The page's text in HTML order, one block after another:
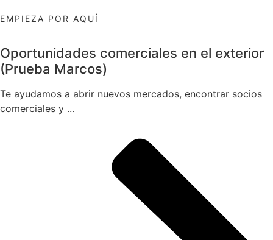
EMPIEZA POR AQUÍ
Oportunidades comerciales en el exterior
(Prueba Marcos)
Te ayudamos a abrir nuevos mercados, encontrar socios
comerciales y ...